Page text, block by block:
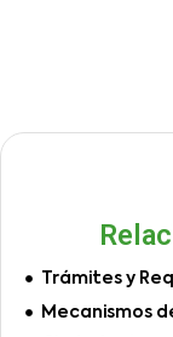
Trámites y
Mecanismos